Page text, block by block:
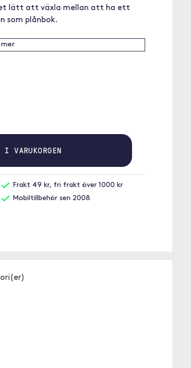
lätt att växla mellan att ha ett
som plånbok.
mer
I VARUKORGEN
Frakt 49 kr, fri frakt över 1000 kr
Mobiltillbehör sen 2008